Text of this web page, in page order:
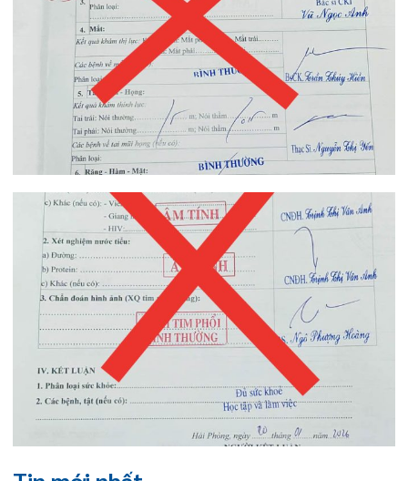
Tin mới nhất
THÔNG BÁO THAY ĐỔI GIỜ LÀM
VIỆC
31/07/2026
TRẢI NGHIỆM Y TẾ CHUẨN QUỐC
TẾ CHẠM ĐẾN TRÁI TI...
28/07/2026
BỆNH VIỆN ĐA KHOA QUỐC TẾ
HẢI PHÒNG THÔNG BÁO T...
27/07/2026
CẢNH BÁO: TỰ Ý SỬ DỤNG
THUỐC NAM, THUỐC BẮC KHÔ...